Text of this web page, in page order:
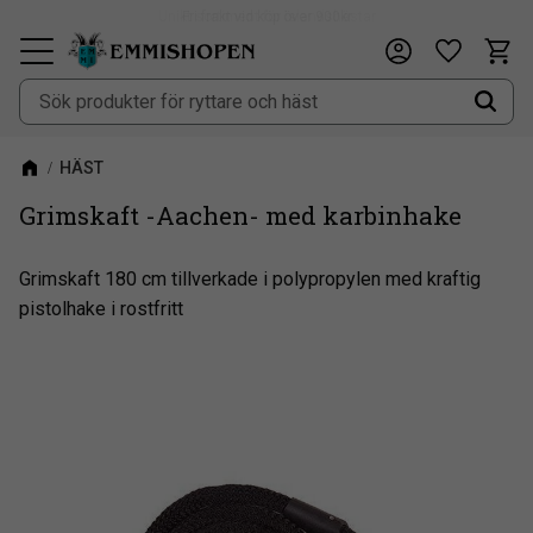
Meny
HÄST
Grimskaft -Aachen- med karbinhake
Grimskaft 180 cm tillverkade i polypropylen med kraftig
pistolhake i rostfritt